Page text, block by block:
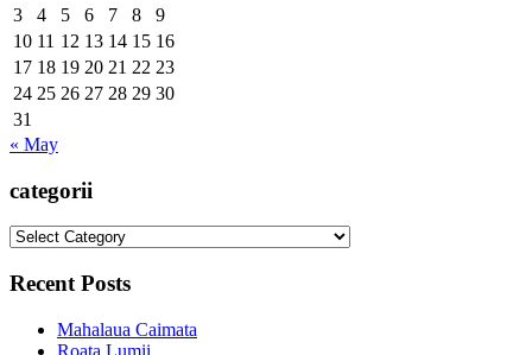
3
4 5 6 7 8
9
10 11 12 13 14 15 16
17 18 19 20 21 22 23
24 25 26 27 28 29 30
31
« May
categorii
categorii
Recent Posts
Mahalaua Caimata
Roata Lumii